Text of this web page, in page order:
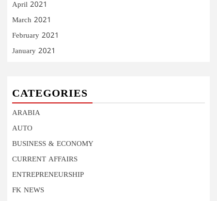
April 2021
March 2021
February 2021
January 2021
CATEGORIES
ARABIA
AUTO
BUSINESS & ECONOMY
CURRENT AFFAIRS
ENTREPRENEURSHIP
FK NEWS